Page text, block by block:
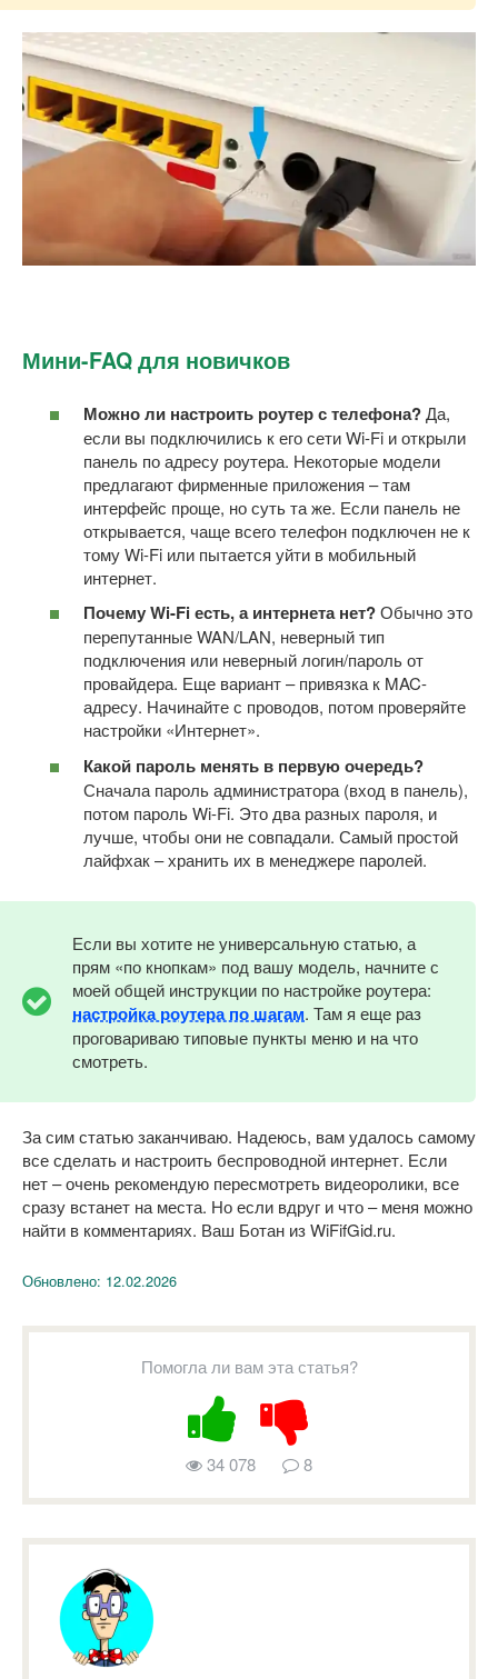
Мини-FAQ для новичков
Можно ли настроить роутер с телефона?Да,
если вы подключились к его сети Wi-Fi и открыли
панель по адресу роутера. Некоторые модели
предлагают фирменные приложения – там
интерфейс проще, но суть та же. Если панель не
открывается, чаще всего телефон подключен не к
тому Wi-Fi или пытается уйти в мобильный
интернет.
Почему Wi-Fi есть, а интернета нет?Обычно это
перепутанные WAN/LAN, неверный тип
подключения или неверный логин/пароль от
провайдера. Еще вариант – привязка к MAC-
адресу. Начинайте с проводов, потом проверяйте
настройки «Интернет».
Какой пароль менять в первую очередь?
Сначала пароль администратора (вход в панель),
потом пароль Wi-Fi. Это два разных пароля, и
лучше, чтобы они не совпадали. Самый простой
лайфхак – хранить их в менеджере паролей.
Если вы хотите не универсальную статью, а
прям «по кнопкам» под вашу модель, начните с
моей общей инструкции по настройке роутера:
настройка роутера по шагам. Там я еще раз
проговариваю типовые пункты меню и на что
смотреть.
За сим статью заканчиваю. Надеюсь, вам удалось самому
все сделать и настроить беспроводной интернет. Если
нет – очень рекомендую пересмотреть видеоролики, все
сразу встанет на места. Но если вдруг и что – меня можно
найти в комментариях. Ваш Ботан из WiFifGid.ru.
Обновлено: 12.02.2026
Помогла ли вам эта статья?
34 078 8